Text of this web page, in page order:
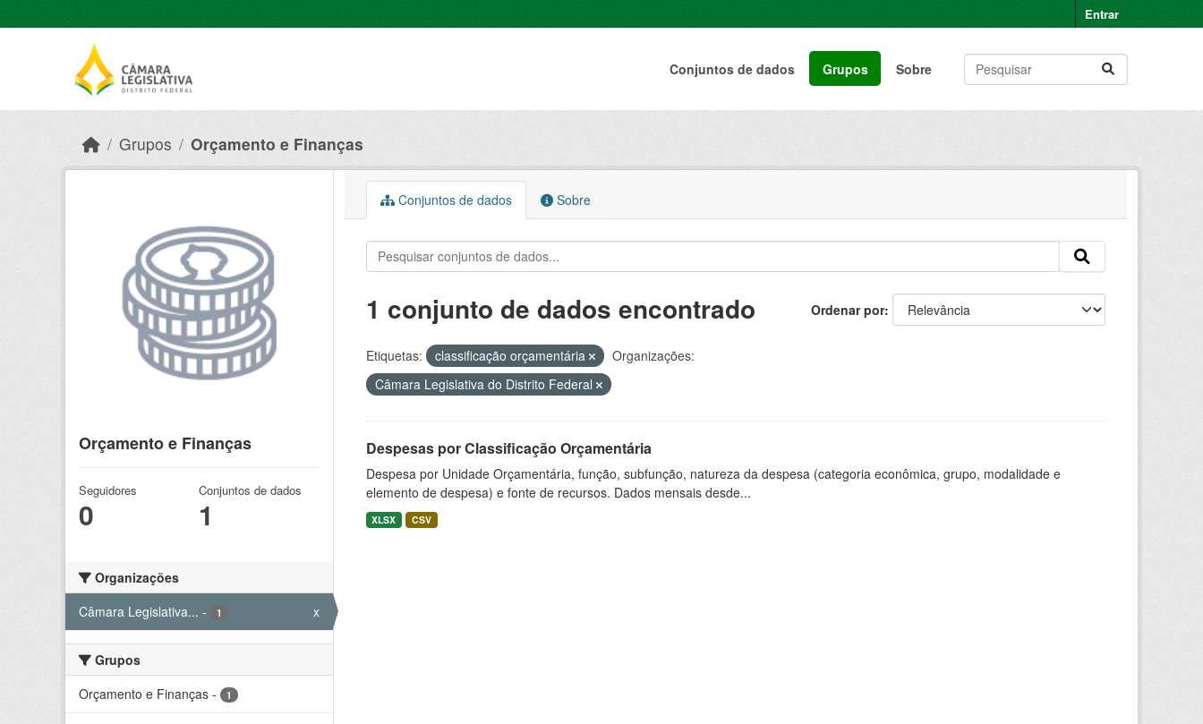
Entrar
Conjuntos de dados Grupos Sobre
Grupos Orçamento e Finanças
Orçamento e Finanças
Seguidores
0
Conjuntos de dados
1
Organizações
Câmara Legislativa... - 1 x
Grupos
Orçamento e Finanças - 1
Conjuntos de dados Sobre
Ordenar por
1 conjunto de dados encontrado
Etiquetas: classificação orçamentária
Organizações:
Câmara Legislativa do Distrito Federal
Despesas por Classificação Orçamentária
Despesa por Unidade Orçamentária, função, subfunção, natureza da despesa (categoria econômica, grupo, modalidade e
elemento de despesa) e fonte de recursos. Dados mensais desde...
XLSX CSV